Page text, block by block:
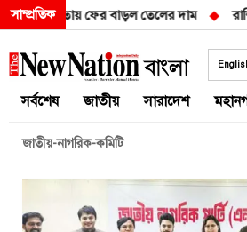
সাম্প্রতিক
অনিশ্চয়তায় ফের বাড়ল তেলের দাম ◆
to
সর্বশেষ জাতীয় সারাদেশ
জাতীয়-নাগরিক-কমিটি